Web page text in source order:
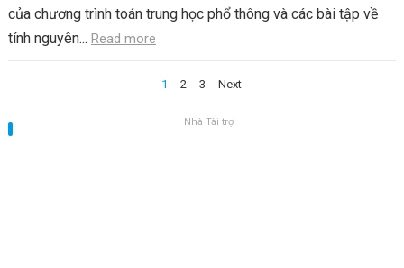
của chương trình toán trung học phổ thông và các bài tập về
tính nguyên... Read more
bài
1 2 3 Next
Nhà Tài trợ